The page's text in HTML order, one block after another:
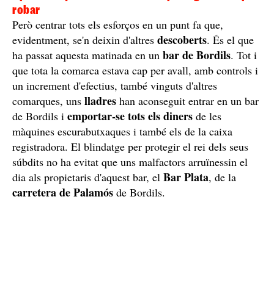
robar
Però centrar tots els esforços en un punt fa que,
evidentment, se'n deixin d'altres descoberts. És el que
ha passat aquesta matinada en un bar de Bordils. Tot i
que tota la comarca estava cap per avall, amb controls i
un increment d'efectius, també vinguts d'altres
comarques, uns lladres han aconseguit entrar en un bar
de Bordils i emportar-se tots els diners de les
màquines escurabutxaques i també els de la caixa
registradora. El blindatge per protegir el rei dels seus
súbdits no ha evitat que uns malfactors arruïnessin el
dia als propietaris d'aquest bar, el Bar Plata, de la
carretera de Palamós de Bordils.